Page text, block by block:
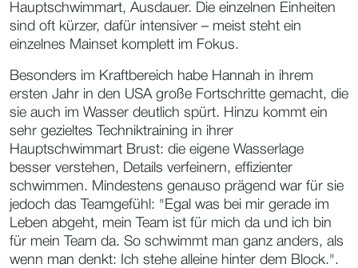
Hauptschwimmart, Ausdauer. Die einzelnen Einheiten
sind oft kürzer, dafür intensiver – meist steht ein
einzelnes Mainset komplett im Fokus.
Besonders im Kraftbereich habe Hannah in ihrem
ersten Jahr in den USA große Fortschritte gemacht, die
sie auch im Wasser deutlich spürt. Hinzu kommt ein
sehr gezieltes Techniktraining in ihrer
Hauptschwimmart Brust: die eigene Wasserlage
besser verstehen, Details verfeinern, effizienter
schwimmen. Mindestens genauso prägend war für sie
jedoch das Teamgefühl: "Egal was bei mir gerade im
Leben abgeht, mein Team ist für mich da und ich bin
für mein Team da. So schwimmt man ganz anders, als
wenn man denkt: Ich stehe alleine hinter dem Block.".